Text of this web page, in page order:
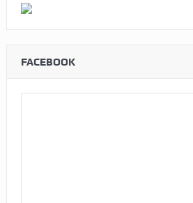
FACEBOOK